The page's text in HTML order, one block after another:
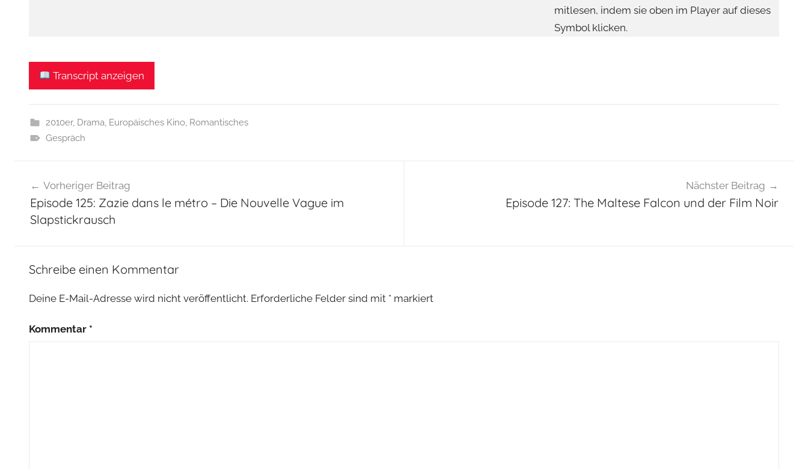
mitlesen, indem sie oben im Player auf dieses
Symbol klicken.
Transcript anzeigen
2010er, Drama, Europäisches Kino, Romantisches
Gespräch
Vorheriger Beitrag
Episode 125: Zazie dans le métro – Die Nouvelle Vague im
Slapstickrausch
Nächster Beitrag
Episode 127: The Maltese Falcon und der Film Noir
Schreibe einen Kommentar
Deine E-Mail-Adresse wird nicht veröffentlicht. Erforderliche Felder sind mit * markiert
Kommentar *